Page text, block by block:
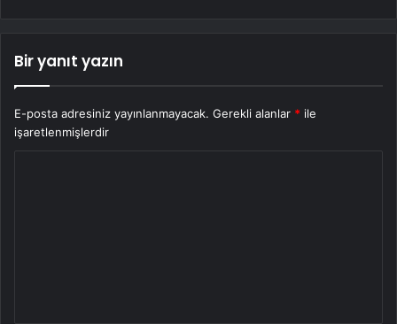
Bir yanıt yazın
E-posta adresiniz yayınlanmayacak. Gerekli alanlar * ile
işaretlenmişlerdir